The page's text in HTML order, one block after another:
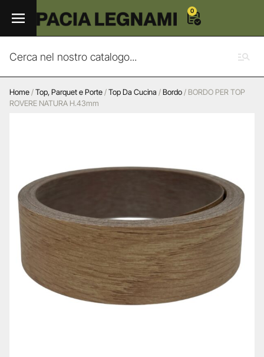
0
Home/Top, Parquet e Porte/Top Da Cucina /Bordo/ BORDO PER TOP
ROVERE NATURA H.43mm